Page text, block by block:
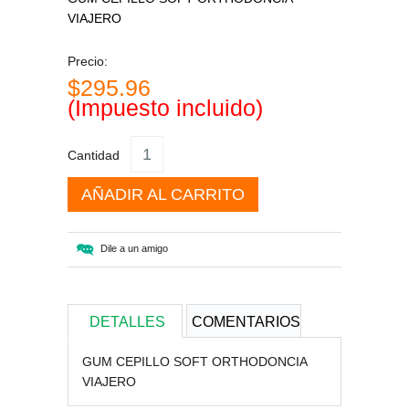
VIAJERO
Precio:
$295.96
(Impuesto incluido)
Cantidad
AÑADIR AL CARRITO
Dile a un amigo
DETALLES COMENTARIOS
GUM CEPILLO SOFT ORTHODONCIA
VIAJERO